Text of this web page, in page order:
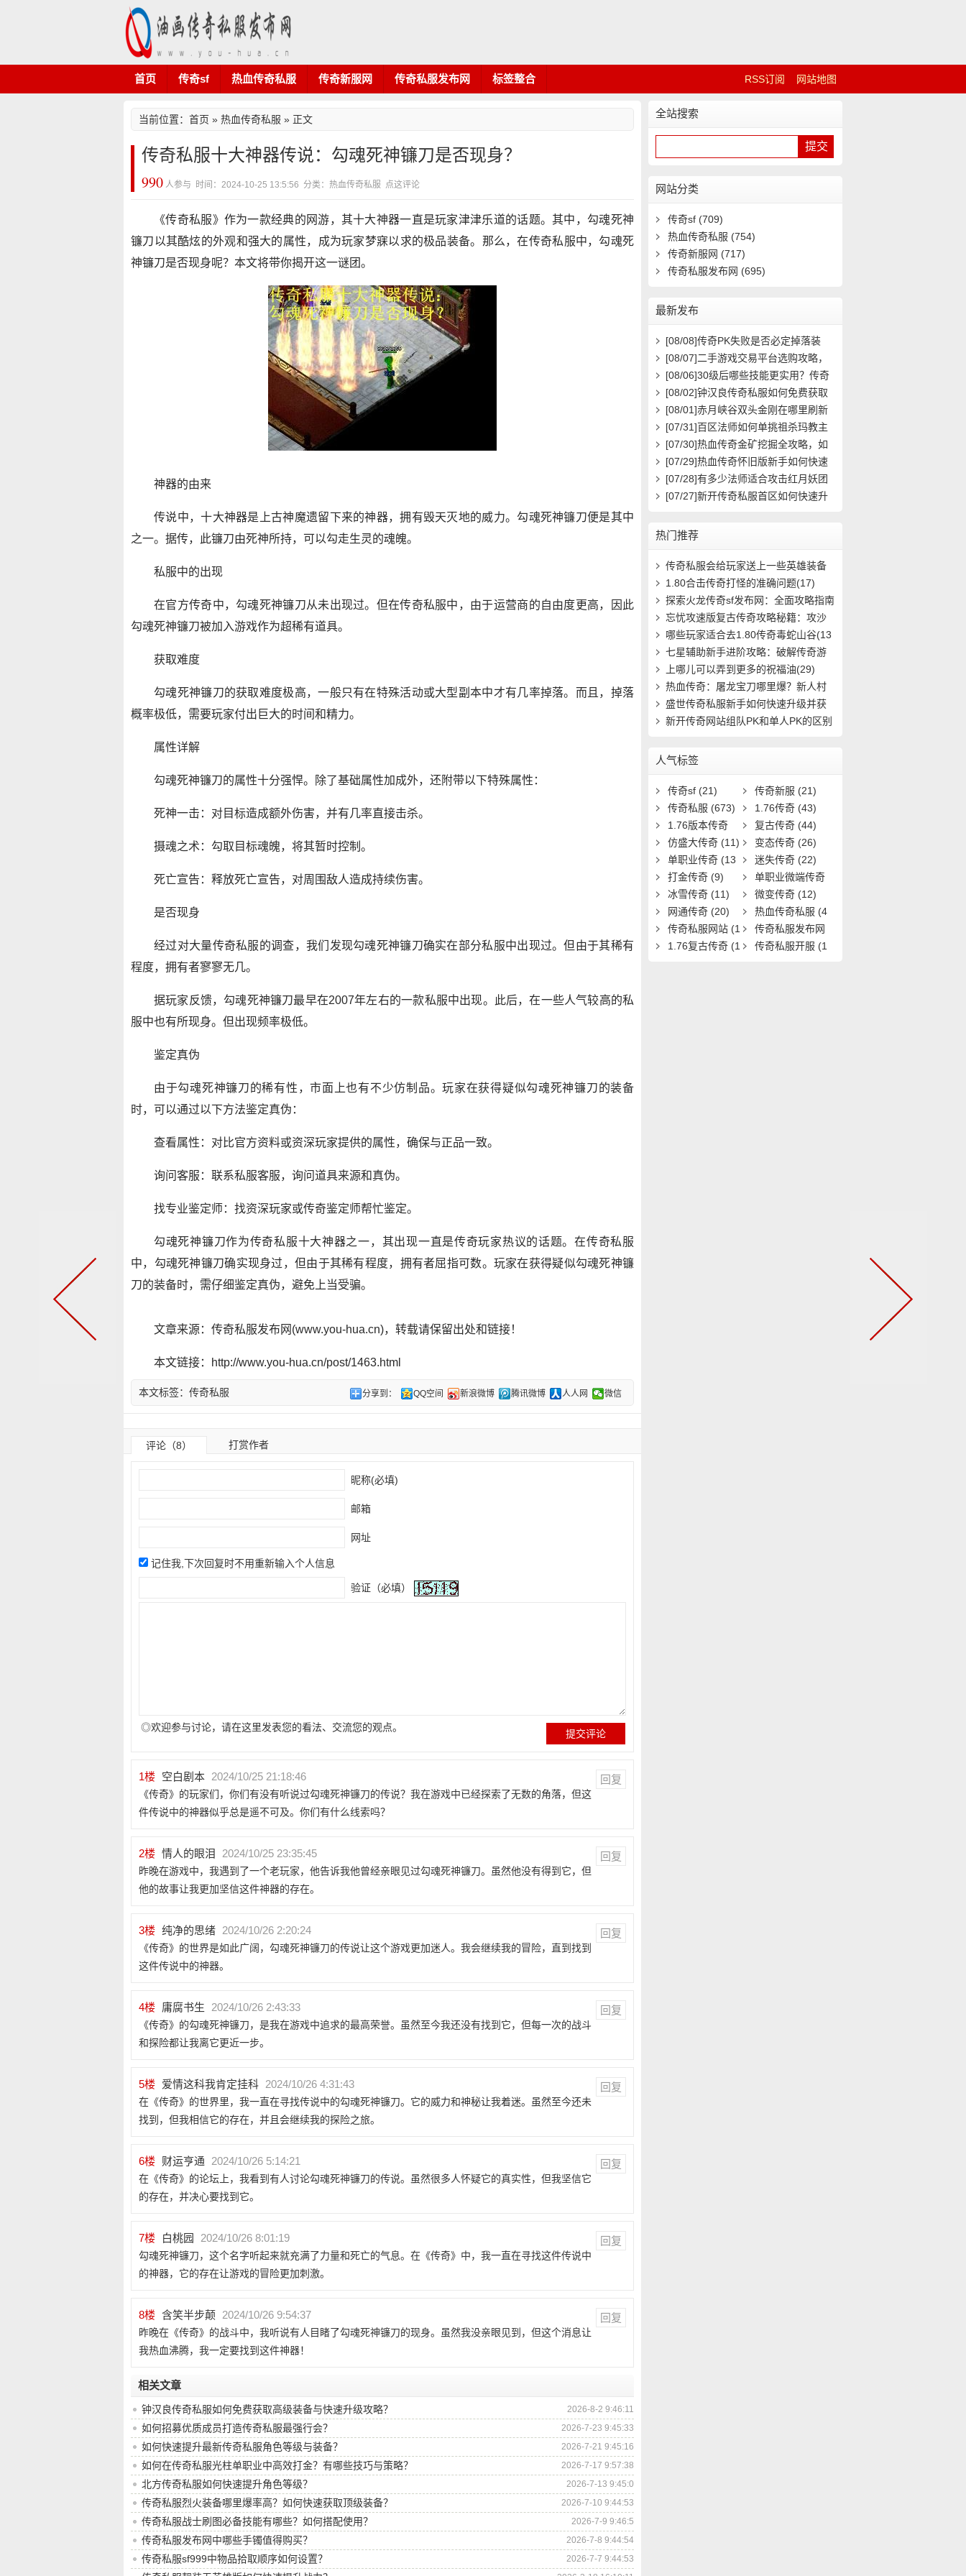
首页 传奇sf 热血传奇私服 传奇新服网 传奇私服发布网 标签整合 RSS订阅 网站地图
当前位置： 首页 » 热血传奇私服 » 正文
传奇私服十大神器传说：勾魂死神镰刀是否现身？
990 人参与 时间：2024-10-25 13:5:56 分类：热血传奇私服 点这评论
《传奇私服》作为一款经典的网游，其十大神器一直是玩家津津乐道的话题。其中，勾魂死神
镰刀以其酷炫的外观和强大的属性，成为玩家梦寐以求的极品装备。那么，在传奇私服中，勾魂死
神镰刀是否现身呢？本文将带你揭开这一谜团。
神器的由来
传说中，十大神器是上古神魔遗留下来的神器，拥有毁天灭地的威力。勾魂死神镰刀便是其中
之一。据传，此镰刀由死神所持，可以勾走生灵的魂魄。
私服中的出现
在官方传奇中，勾魂死神镰刀从未出现过。但在传奇私服中，由于运营商的自由度更高，因此
勾魂死神镰刀被加入游戏作为超稀有道具。
获取难度
勾魂死神镰刀的获取难度极高，一般只有在特殊活动或大型副本中才有几率掉落。而且，掉落
概率极低，需要玩家付出巨大的时间和精力。
属性详解
勾魂死神镰刀的属性十分强悍。除了基础属性加成外，还附带以下特殊属性：
死神一击：对目标造成额外伤害，并有几率直接击杀。
摄魂之术：勾取目标魂魄，将其暂时控制。
死亡宣告：释放死亡宣告，对周围敌人造成持续伤害。
是否现身
经过对大量传奇私服的调查，我们发现勾魂死神镰刀确实在部分私服中出现过。但由于其稀有
程度，拥有者寥寥无几。
据玩家反馈，勾魂死神镰刀最早在2007年左右的一款私服中出现。此后，在一些人气较高的私
服中也有所现身。但出现频率极低。
鉴定真伪
由于勾魂死神镰刀的稀有性，市面上也有不少仿制品。玩家在获得疑似勾魂死神镰刀的装备
时，可以通过以下方法鉴定真伪：
查看属性：对比官方资料或资深玩家提供的属性，确保与正品一致。
询问客服：联系私服客服，询问道具来源和真伪。
找专业鉴定师：找资深玩家或传奇鉴定师帮忙鉴定。
勾魂死神镰刀作为传奇私服十大神器之一，其出现一直是传奇玩家热议的话题。在传奇私服
中，勾魂死神镰刀确实现身过，但由于其稀有程度，拥有者屈指可数。玩家在获得疑似勾魂死神镰
刀的装备时，需仔细鉴定真伪，避免上当受骗。
文章来源：传奇私服发布网(www.you-hua.cn)，转载请保留出处和链接！
本文链接：http://www.you-hua.cn/post/1463.html
分享到： QQ空间 新浪微博 腾讯微博 人人网 微信
本文标签： 传奇私服
评论（8） 打赏作者
昵称(必填)
邮箱
网址
记住我,下次回复时不用重新输入个人信息
验证（必填）
◎欢迎参与讨论，请在这里发表您的看法、交流您的观点。
1楼 空白剧本 2024/10/25 21:18:46 回复
《传奇》的玩家们，你们有没有听说过勾魂死神镰刀的传说？我在游戏中已经探索了无数的角落，但这
件传说中的神器似乎总是遥不可及。你们有什么线索吗？
2楼 情人的眼泪 2024/10/25 23:35:45 回复
昨晚在游戏中，我遇到了一个老玩家，他告诉我他曾经亲眼见过勾魂死神镰刀。虽然他没有得到它，但
他的故事让我更加坚信这件神器的存在。
3楼 纯净的思绪 2024/10/26 2:20:24 回复
《传奇》的世界是如此广阔，勾魂死神镰刀的传说让这个游戏更加迷人。我会继续我的冒险，直到找到
这件传说中的神器。
4楼 庸腐书生 2024/10/26 2:43:33 回复
《传奇》的勾魂死神镰刀，是我在游戏中追求的最高荣誉。虽然至今我还没有找到它，但每一次的战斗
和探险都让我离它更近一步。
5楼 爱情这科我肯定挂科 2024/10/26 4:31:43 回复
在《传奇》的世界里，我一直在寻找传说中的勾魂死神镰刀。它的威力和神秘让我着迷。虽然至今还未
找到，但我相信它的存在，并且会继续我的探险之旅。
6楼 财运亨通 2024/10/26 5:14:21 回复
在《传奇》的论坛上，我看到有人讨论勾魂死神镰刀的传说。虽然很多人怀疑它的真实性，但我坚信它
的存在，并决心要找到它。
7楼 白桃园 2024/10/26 8:01:19 回复
勾魂死神镰刀，这个名字听起来就充满了力量和死亡的气息。在《传奇》中，我一直在寻找这件传说中
的神器，它的存在让游戏的冒险更加刺激。
8楼 含笑半步颠 2024/10/26 9:54:37 回复
昨晚在《传奇》的战斗中，我听说有人目睹了勾魂死神镰刀的现身。虽然我没亲眼见到，但这个消息让
我热血沸腾，我一定要找到这件神器！
相关文章
2026-8-2 9:46:11
钟汉良传奇私服如何免费获取高级装备与快速升级攻略？
2026-7-23 9:45:33
如何招募优质成员打造传奇私服最强行会？
2026-7-21 9:45:16
如何快速提升最新传奇私服角色等级与装备？
2026-7-17 9:57:38
如何在传奇私服光柱单职业中高效打金？有哪些技巧与策略？
2026-7-13 9:45:0
北方传奇私服如何快速提升角色等级？
2026-7-10 9:44:53
传奇私服烈火装备哪里爆率高？如何快速获取顶级装备？
2026-7-9 9:46:5
传奇私服战士刷图必备技能有哪些？如何搭配使用？
2026-7-8 9:44:54
传奇私服发布网中哪些手镯值得购买？
2026-7-7 9:44:53
传奇私服sf999中物品拾取顺序如何设置？
全站搜索
网站分类
传奇sf (709)
热血传奇私服 (754)
传奇新服网 (717)
传奇私服发布网 (695)
最新发布
[08/08]传奇PK失败是否必定掉落装
备？
[08/07]二手游戏交易平台选购攻略，
如何避免踩雷？
[08/06]30级后哪些技能更实用？传奇
玩家必看攻略
[08/02]钟汉良传奇私服如何免费获取
高级装备与快速升级攻略？
[08/01]赤月峡谷双头金刚在哪里刷新
具体位置坐标是什么？
[07/31]百区法师如何单挑祖杀玛教主
求高效打法？
[07/30]热血传奇金矿挖掘全攻略，如
何高效挖矿？
[07/29]热血传奇怀旧版新手如何快速
起步？前期必做任务与升级技巧有哪
些？
[07/28]有多少法师适合攻击红月妖团
队？
[07/27]新开传奇私服首区如何快速升
热门推荐
传奇私服会给玩家送上一些英雄装备
(7)
1.80合击传奇打怪的准确问题(17)
探索火龙传奇sf发布网：全面攻略指南
问答(536)
忘忧攻速版复古传奇攻略秘籍：攻沙
城寨，战(1006)
哪些玩家适合去1.80传奇毒蛇山谷(13
7)
七星辅助新手进阶攻略：破解传奇游
戏中的隐(434)
上哪儿可以弄到更多的祝福油(29)
热血传奇：屠龙宝刀哪里爆？新人村
怎么快速(411)
盛世传奇私服新手如何快速升级并获
取稀有装(721)
新开传奇网站组队PK和单人PK的区别
人气标签
传奇sf (21) 传奇新服 (21)
传奇私服 (673) 1.76传奇 (43)
1.76版本传奇
(9)
复古传奇 (44)
仿盛大传奇 (11) 变态传奇 (26)
单职业传奇 (13
1)
迷失传奇 (22)
打金传奇 (9)
单职业微端传奇
(9)
冰雪传奇 (11) 微变传奇 (12)
网通传奇 (20) 热血传奇私服 (4
0)
传奇私服网站 (1
9)
传奇私服发布网
(11)
1.76复古传奇 (1
传奇私服开服 (1